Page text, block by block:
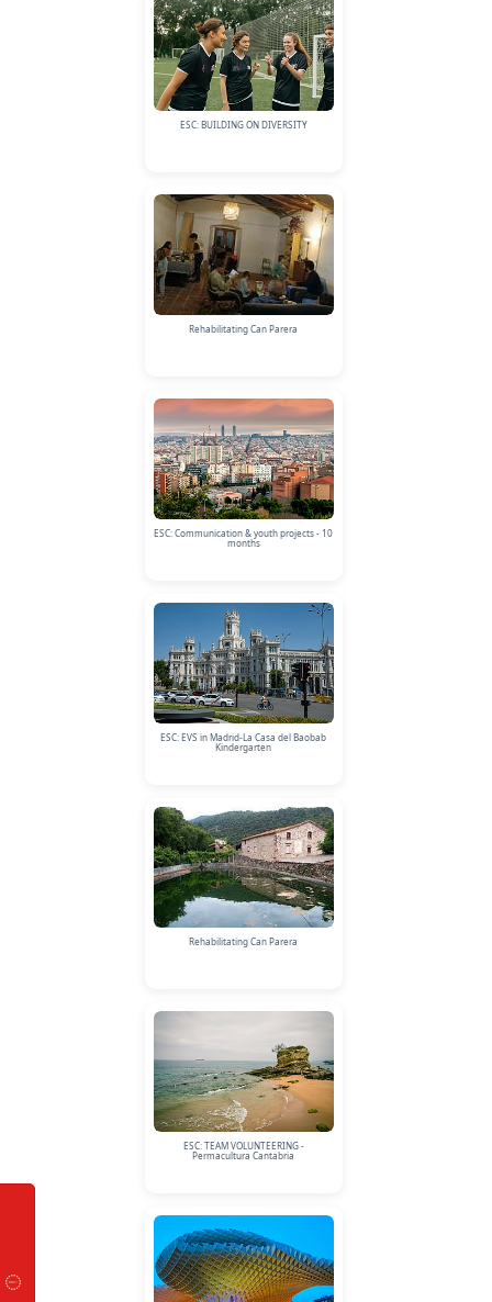
ESC: BUILDING ON DIVERSITY
Rehabilitating Can Parera
ESC: Communication & youth projects - 10
months
ESC: EVS in Madrid-La Casa del Baobab
Kindergarten
Rehabilitating Can Parera
ESC: TEAM VOLUNTEERING -
Permacultura Cantabria